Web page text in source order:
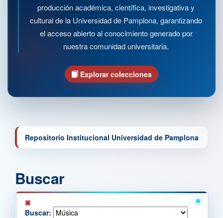
producción académica, científica, investigativa y
cultural de la Universidad de Pamplona, garantizando
el acceso abierto al conocimiento generado por
nuestra comunidad universitaria.
Explorar colecciones
Repositorio Institucional Universidad de Pamplona
Buscar
Buscar: